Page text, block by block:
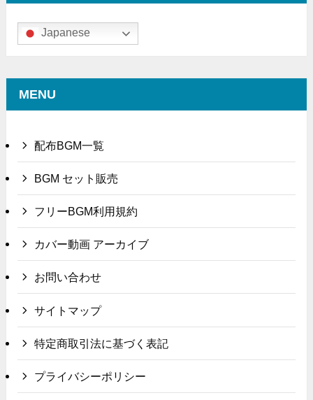
Japanese
MENU
配布BGM一覧
BGM セット販売
フリーBGM利用規約
カバー動画 アーカイブ
お問い合わせ
サイトマップ
特定商取引法に基づく表記
プライバシーポリシー